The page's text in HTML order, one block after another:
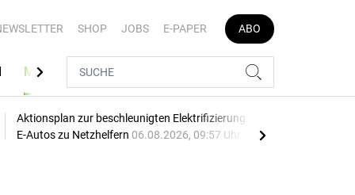
SHOP JOBS E-PAPER ABO
MEDIATHEK
Aktionsplan zur beschleunigten Elektrifizierung: EU macht
E-Autos zu Netzhelfern 06.08.2026, 09:57 Uhr